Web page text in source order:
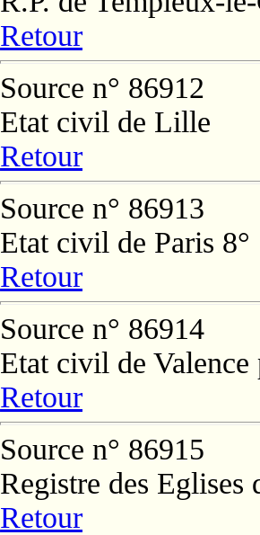
Retour
Source n° 86912
Etat civil de Lille
Retour
Source n° 86913
Etat civil de Paris 8°
Retour
Source n° 86914
Etat civil de Valence
Retour
Source n° 86915
Registre des Eglises
Retour